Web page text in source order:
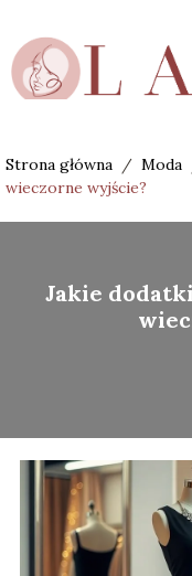
Strona główna / Moda
wieczorne wyjście?
Jakie